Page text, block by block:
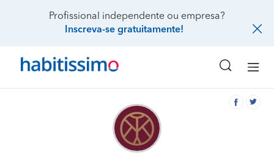
Profissional independente ou empresa?
Inscreva-se gratuitamente!